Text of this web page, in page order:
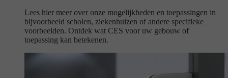
Lees hier meer over onze mogelijkheden en toepassingen in
bijvoorbeeld scholen, ziekenhuizen of andere specifieke
voorbeelden. Ontdek wat CES voor uw gebouw of
toepassing kan betekenen.